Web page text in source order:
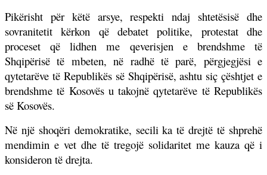
Pikërisht për këtë arsye, respekti ndaj shtetësisë dhe
sovranitetit kërkon që debatet politike, protestat dhe
proceset që lidhen me qeverisjen e brendshme të
Shqipërisë të mbeten, në radhë të parë, përgjegjësi e
qytetarëve të Republikës së Shqipërisë, ashtu siç çështjet e
brendshme të Kosovës u takojnë qytetarëve të Republikës
së Kosovës.
Në një shoqëri demokratike, secili ka të drejtë të shprehë
mendimin e vet dhe të tregojë solidaritet me kauza që i
konsideron të drejta.